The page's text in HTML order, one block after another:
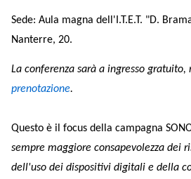
Sede: Aula magna dell'I.T.E.T. "D.
Nanterre, 20.
La conferenza sarà a ingresso gratuito,
prenotazione.
Questo è il focus della campagna
sempre maggiore consapevolezza dei
dell'uso dei dispositivi digitali e della